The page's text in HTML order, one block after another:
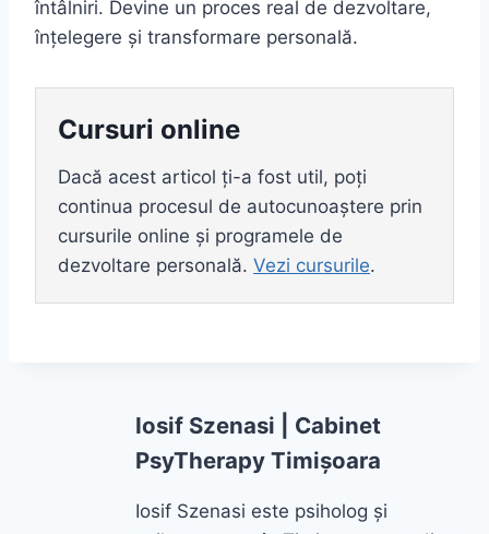
întâlniri. Devine un proces real de dezvoltare,
înțelegere și transformare personală.
Cursuri online
Dacă acest articol ți-a fost util, poți
continua procesul de autocunoaștere prin
cursurile online și programele de
dezvoltare personală. Vezi cursurile.
Iosif Szenasi | Cabinet
PsyTherapy Timișoara
Iosif Szenasi este psiholog și